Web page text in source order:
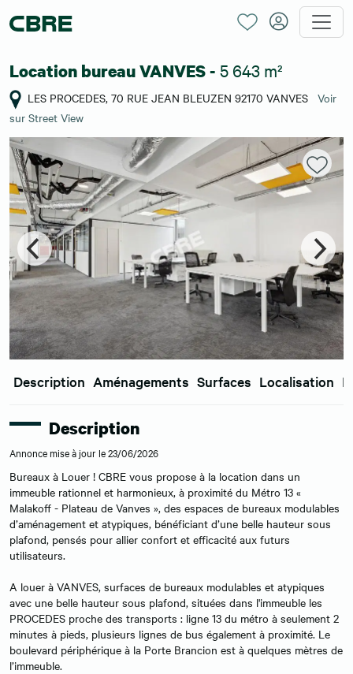
Location bureau VANVES - 5 643 m²
LES PROCEDES, 70 RUE JEAN BLEUZEN 92170 VANVES
Voir
sur Street View
Description Aménagements Surfaces Localisation
Description
Annonce mise à jour le 23/06/2026
Bureaux à Louer ! CBRE vous propose à la location dans un
immeuble rationnel et harmonieux, à proximité du Métro 13 «
Malakoff - Plateau de Vanves », des espaces de bureaux modulables
d’aménagement et atypiques, bénéficiant d’une belle hauteur sous
plafond, pensés pour allier confort et efficacité aux futurs
utilisateurs.
A louer à VANVES, surfaces de bureaux modulables et atypiques
avec une belle hauteur sous plafond, situées dans l'immeuble les
PROCEDES proche des transports : ligne 13 du métro à seulement 2
minutes à pieds, plusieurs lignes de bus également à proximité. Le
boulevard périphérique à la Porte Brancion est à quelques mètres de
l’immeuble.